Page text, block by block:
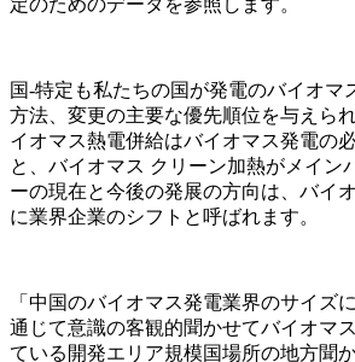
国-特定も私たちの国が発電のバイオマ
方法、変更の主要な優先順位を与えら
イオマス熱電併給はバイオマス発電の
と、バイオマス クリーン加熱がメイン
ーの現在と今後の発展の方向は、バイ
に業界企業のシフトと呼ばれます。
「中国のバイオマス発電業界のサイズ
通じて意識の客観的聞かせてバイオマ
ている開発エリア規模国場所の地方聞